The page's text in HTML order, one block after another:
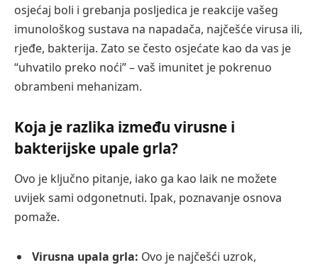
osjećaj boli i grebanja posljedica je reakcije vašeg
imunološkog sustava na napadača, najčešće virusa ili,
rjeđe, bakterija. Zato se često osjećate kao da vas je
“uhvatilo preko noći” – vaš imunitet je pokrenuo
obrambeni mehanizam.
Koja je razlika između virusne i
bakterijske upale grla?
Ovo je ključno pitanje, iako ga kao laik ne možete
uvijek sami odgonetnuti. Ipak, poznavanje osnova
pomaže.
Virusna upala grla: Ovo je najčešći uzrok,